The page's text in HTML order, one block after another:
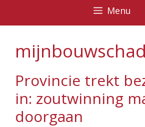
Menu
Provincie trekt
in: zoutwinning
doorgaan